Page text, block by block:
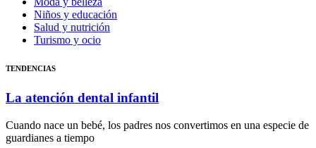
Niños y educación
Salud y nutrición
Turismo y ocio
TENDENCIAS
La atención dental infantil
Cuando nace un bebé, los padres nos convertimos en una especie de
guardianes a tiempo